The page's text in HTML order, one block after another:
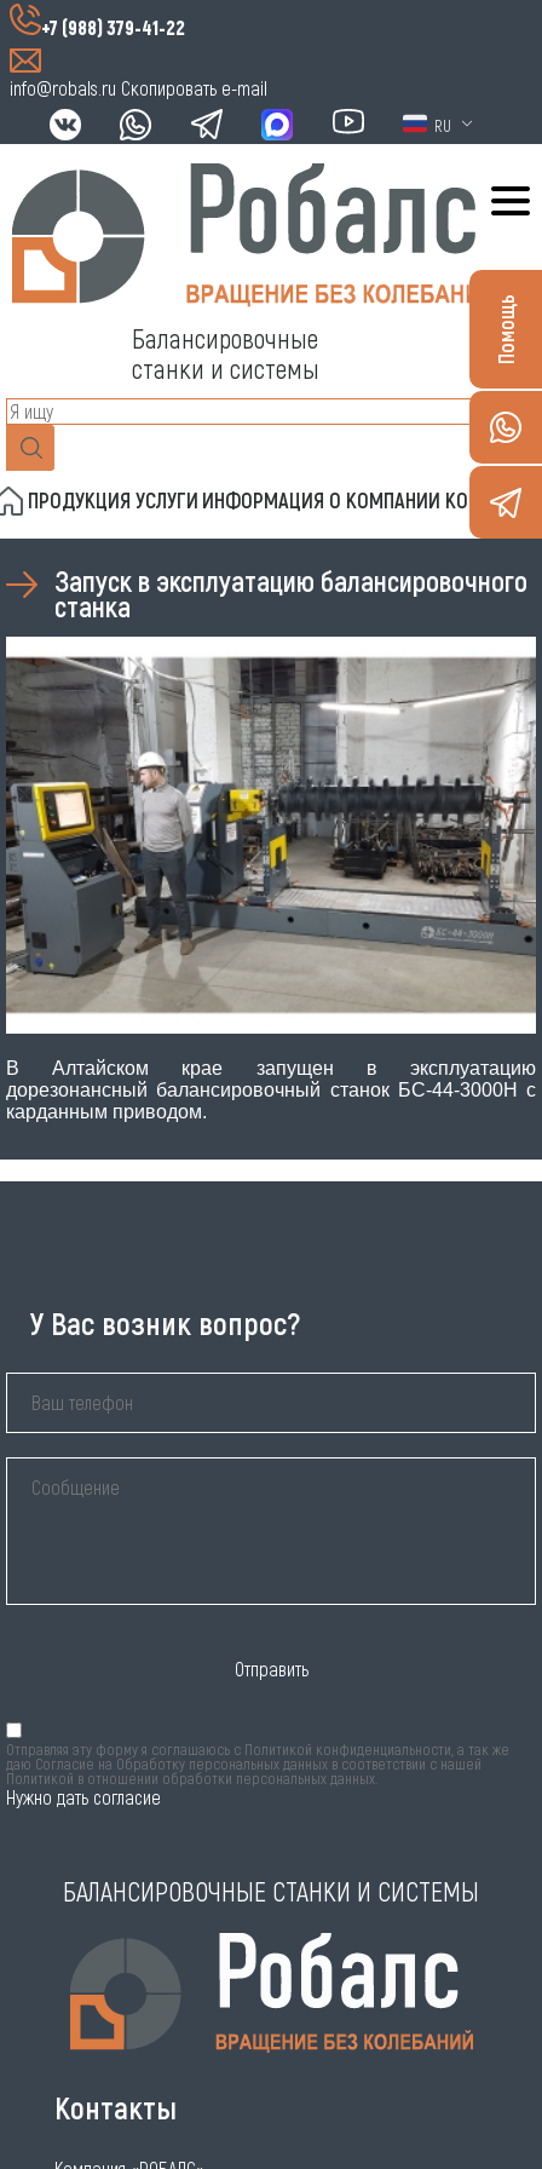
+7 (988) 379-41-22
info@robals.ru Скопировать e-mail
RU
Балансировочные
станки и системы
ПРОДУКЦИЯ УСЛУГИ ИНФОРМАЦИЯ О КОМПАНИИ КОНТАКТЫ
Запуск в эксплуатацию балансировочного
станка
В Алтайском крае запущен в эксплуатацию
дорезонансный балансировочный станок БС-44-3000H с
карданным приводом.
У Вас возник вопрос?
Отправить
Отправляя эту форму я соглашаюсь с Политикой конфиденциальности , а так же
даю Согласие на Обработку персональных данных в соответствии с нашей
Политикой в отношении обработки персональных данных
Нужно дать согласие
БАЛАНСИРОВОЧНЫЕ СТАНКИ И СИСТЕМЫ
Контакты
Помощь